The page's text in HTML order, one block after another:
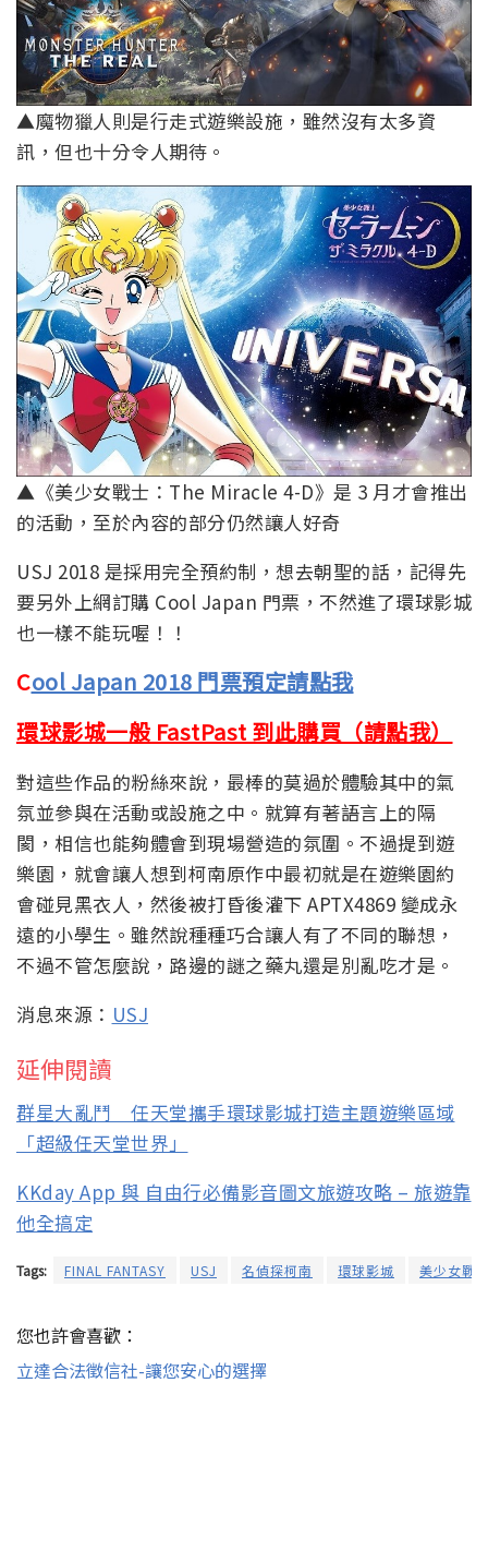
▲魔物獵人則是行走式遊樂設施，雖然沒有太多資
訊，但也十分令人期待。
▲《美少女戰士：The Miracle 4-D》是 3 月才會推出
的活動，至於內容的部分仍然讓人好奇
USJ 2018 是採用完全預約制，想去朝聖的話，記得先
要另外上網訂購 Cool Japan 門票，不然進了環球影城
也一樣不能玩喔！！
Cool Japan 2018 門票預定請點我
環球影城一般 FastPast 到此購買（請點我）
對這些作品的粉絲來說，最棒的莫過於體驗其中的氣
氛並參與在活動或設施之中。就算有著語言上的隔
閡，相信也能夠體會到現場營造的氛圍。不過提到遊
樂園，就會讓人想到柯南原作中最初就是在遊樂園約
會碰見黑衣人，然後被打昏後灌下 APTX4869 變成永
遠的小學生。雖然說種種巧合讓人有了不同的聯想，
不過不管怎麼說，路邊的謎之藥丸還是別亂吃才是。
消息來源： USJ
延伸閱讀
群星大亂鬥 任天堂攜手環球影城打造主題遊樂區域
「超級任天堂世界」
KKday App 與 自由行必備影音圖文旅遊攻略 – 旅遊靠
他全搞定
Tags: FINAL FANTASY USJ 名偵探柯南 環球影城 美少女戰
您也許會喜歡：
立達合法徵信社-讓您安心的選擇